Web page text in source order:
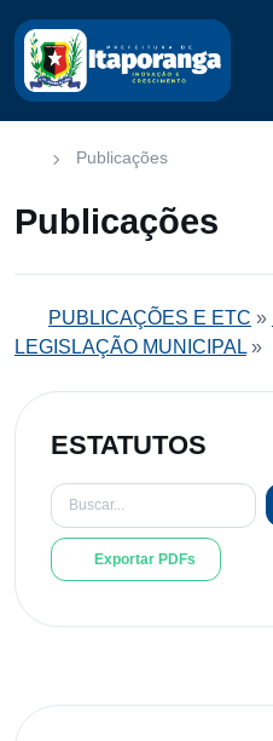
Publicações
Publicações
PUBLICAÇÕES E ETC »
LEGISLAÇÃO MUNICIPAL »
ESTATUTOS
Exportar PDFs